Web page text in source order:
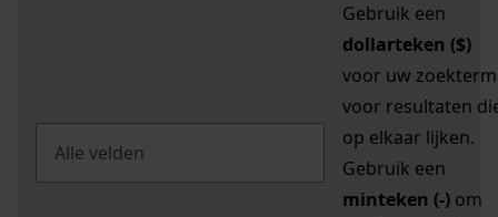
Gebruik een
dollarteken ($)
voor uw zoekterm
voor resultaten
op elkaar lijken.
Gebruik een
minteken (-) om